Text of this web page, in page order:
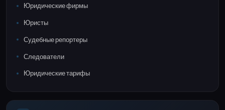
Юридические фирмы
Юристы
Судебные репортеры
Следователи
Юридические тарифы